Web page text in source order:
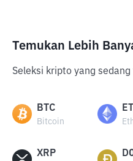
Temukan Lebih
Seleksi kripto yang
BTC
Bitcoin
XRP